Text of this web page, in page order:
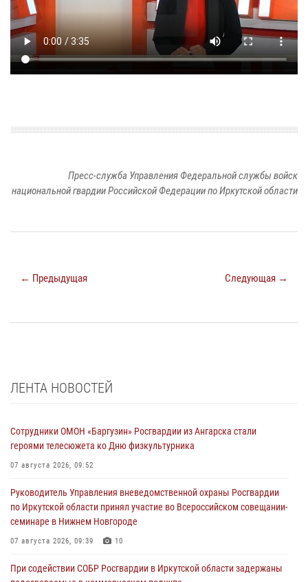
Пресс-служба Управления Федеральной службы войск
национальной гвардии Российской Федерации по Иркутской области
← Предыдущая Следующая →
ЛЕНТА НОВОСТЕЙ
Сотрудники ОМОН «Баргузин» Росгвардии из Ангарска стали
героями телесюжета ко Дню физкультурника
07 августа 2026, 09:52
Руководитель Управления вневедомственной охраны Росгвардии
по Иркутской области принял участие во Всероссийском совещании-
семинаре в Нижнем Новгороде
07 августа 2026, 09:39 10
При содействии СОБР Росгвардии в Иркутской области задержаны